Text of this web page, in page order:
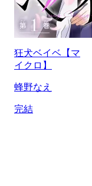
狂犬ベイベ【マ
イクロ】
蜂野なえ
完結